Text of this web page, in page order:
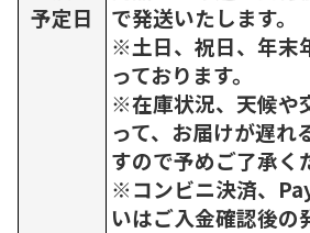
予定日
で発送いたします。
※土日、祝日、年末
っております。
※在庫状況、天候や
って、お届けが遅れ
すので予めご了承く
※コンビニ決済、
いはご入金確認後の